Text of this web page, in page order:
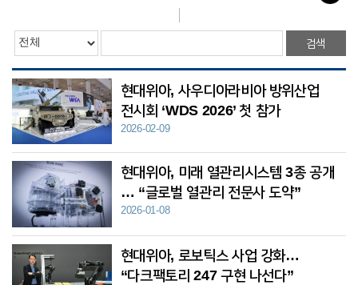
검색
현대위아, 사우디아라비아 방위산업
전시회 ‘WDS 2026’ 첫 참가
2026-02-09
현대위아, 미래 열관리시스템 3종 공개
… “글로벌 열관리 전문사 도약”
2026-01-08
현대위아, 로보틱스 사업 강화…
“다크팩토리 247 구현 나선다”